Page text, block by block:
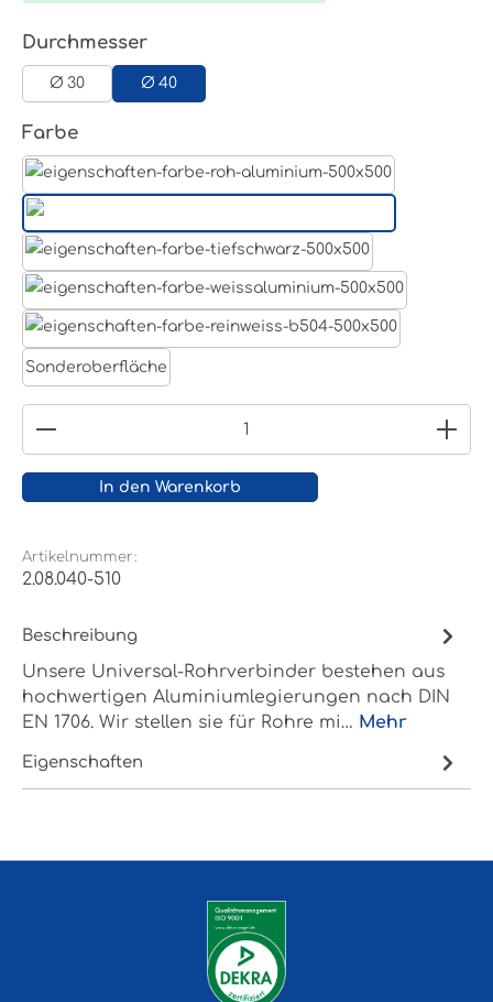
Durchmesserauswählen
Ø 30 Ø 40
Farbeauswählen
Weißaluminium- RAL 9006
Sonderoberfläche
Produkt Anzahl: Gib den gewünschten Wert
In den Warenkorb
Artikelnummer:
2.08.040-510
Beschreibung
Unsere Universal-Rohrverbinder bestehen aus
hochwertigen Aluminiumlegierungen nach DIN
EN 1706. Wir stellen sie für Rohre mi… Mehr
Eigenschaften